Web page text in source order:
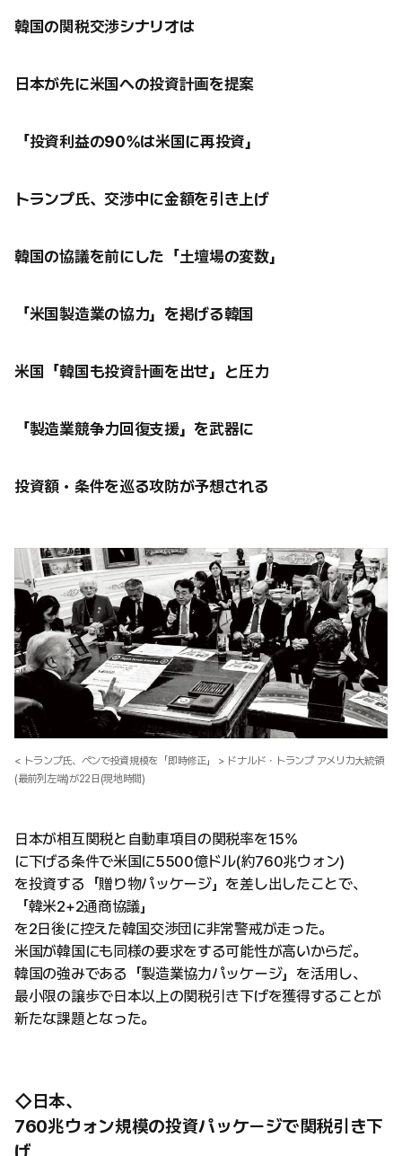
韓国の関税交渉シナリオは
日本が先に米国への投資計画を提案
「投資利益の90%は米国に再投資」
トランプ氏、交渉中に金額を引き上げ
韓国の協議を前にした「土壇場の変数」
「米国製造業の協力」を掲げる韓国
米国「韓国も投資計画を出せ」と圧力
「製造業競争力回復支援」を武器に
投資額・条件を巡る攻防が予想される
< トランプ氏、ペンで投資規模を「即時修正」 > ドナルド・トランプ アメリカ大統領
(最前列左端)が22日(現地時間)
日本が相互関税と自動車項目の関税率を15%
に下げる条件で米国に5500億ドル(約760兆ウォン)
を投資する「贈り物パッケージ」を差し出したことで、
「韓米2+2通商協議」
を2日後に控えた韓国交渉団に非常警戒が走った。
米国が韓国にも同様の要求をする可能性が高いからだ。
韓国の強みである「製造業協力パッケージ」を活用し、
最小限の譲歩で日本以上の関税引き下げを獲得することが
新たな課題となった。
◇日本、
760兆ウォン規模の投資パッケージで関税引き下